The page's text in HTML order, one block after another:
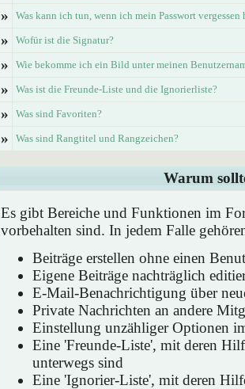
» Was kann ich tun, wenn ich mein Passwort vergessen
» Wofür ist die Signatur?
» Wie bekomme ich ein Bild unter meinen
» Was ist die Freunde-Liste und die Ignorierliste?
» Was sind Favoriten?
» Was sind Rangtitel und Rangzeichen?
Warum
Es gibt Bereiche und Funktionen im
vorbehalten sind. In jedem Falle
Beiträge erstellen ohne einen
Eigene Beiträge nachträglich
E-Mail-Benachrichtigung über
Private Nachrichten an andere
Einstellung unzähliger Optionen
Eine 'Freunde-Liste', mit deren
unterwegs sind
Eine 'Ignorier-Liste', mit deren